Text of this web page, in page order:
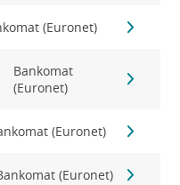
(Euronet)
Bankomat
(Euronet)
(Euronet)
(Euronet)